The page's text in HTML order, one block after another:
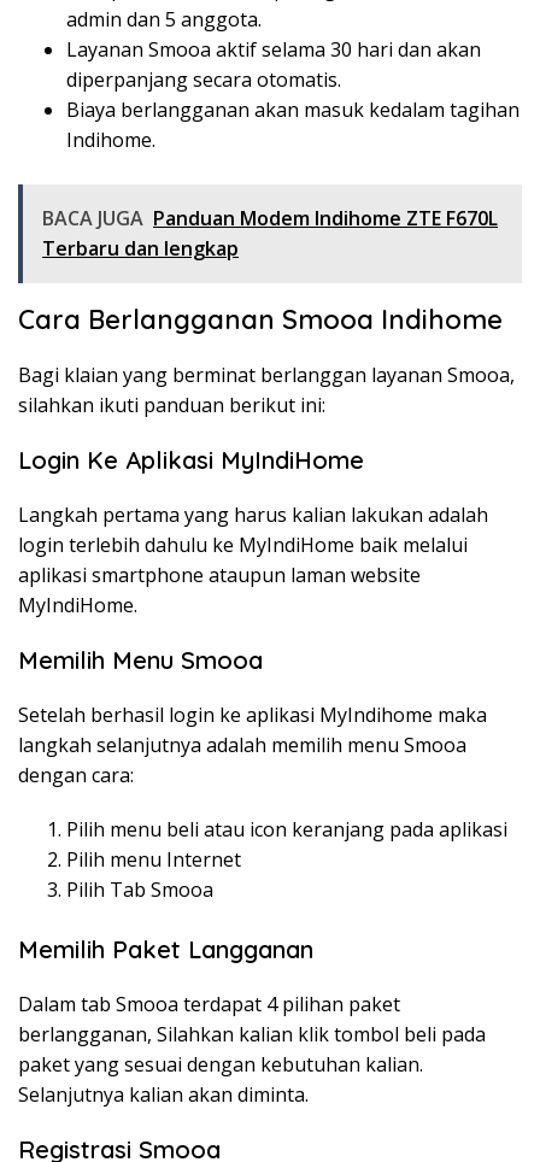
admin dan 5 anggota.
Layanan Smooa aktif selama 30 hari dan akan
diperpanjang secara otomatis.
Biaya berlangganan akan masuk kedalam tagihan
Indihome.
BACA JUGA Panduan Modem Indihome ZTE F670L
Terbaru dan lengkap
Cara Berlangganan Smooa Indihome
Bagi klaian yang berminat berlanggan layanan Smooa,
silahkan ikuti panduan berikut ini:
Login Ke Aplikasi MyIndiHome
Langkah pertama yang harus kalian lakukan adalah
login terlebih dahulu ke MyIndiHome baik melalui
aplikasi smartphone ataupun laman website
MyIndiHome.
Memilih Menu Smooa
Setelah berhasil login ke aplikasi MyIndihome maka
langkah selanjutnya adalah memilih menu Smooa
dengan cara:
Pilih menu beli atau icon keranjang pada aplikasi
Pilih menu Internet
Pilih Tab Smooa
Memilih Paket Langganan
Dalam tab Smooa terdapat 4 pilihan paket
berlangganan, Silahkan kalian klik tombol beli pada
paket yang sesuai dengan kebutuhan kalian.
Selanjutnya kalian akan diminta.
Registrasi Smooa